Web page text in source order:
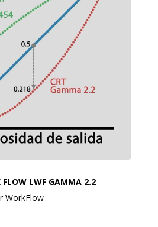
FLOW LWF GAMMA 2.2
WorkFlow